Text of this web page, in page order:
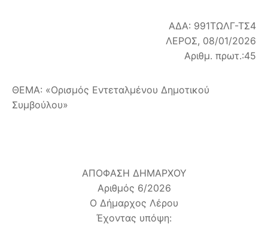
ΑΔΑ: 991ΤΩΛΓ-ΤΣ4
ΛΕΡΟΣ, 08/01/2026
Αριθμ. πρωτ.:45
ΘΕΜΑ: «Ορισμός Εντεταλμένου Δημοτικού
Συμβούλου»
ΑΠΟΦΑΣΗ ΔΗΜΑΡΧΟΥ
Αριθμός 6/2026
Ο Δήμαρχος Λέρου
Έχοντας υπόψη: